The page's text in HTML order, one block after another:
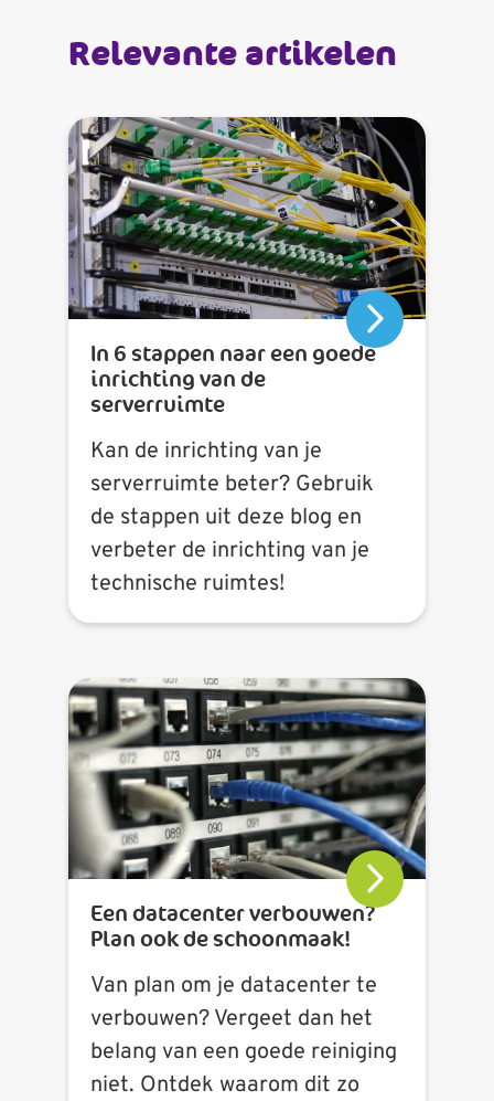
Relevante artikelen
In 6 stappen naar een goede
inrichting van de
serverruimte
Kan de inrichting van je
serverruimte beter? Gebruik
de stappen uit deze blog en
verbeter de inrichting van je
technische ruimtes!
Een datacenter verbouwen?
Plan ook de schoonmaak!
Van plan om je datacenter te
verbouwen? Vergeet dan het
belang van een goede reiniging
niet. Ontdek waarom dit zo